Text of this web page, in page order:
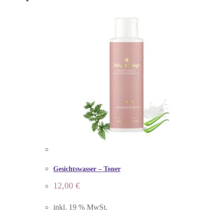
Gesichtswasser – Toner
12,00 €
inkl. 19 % MwSt.